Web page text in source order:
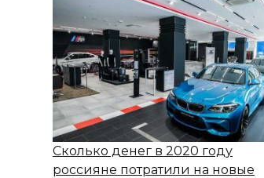
Сколько денег в 2020 году
россияне потратили на новые